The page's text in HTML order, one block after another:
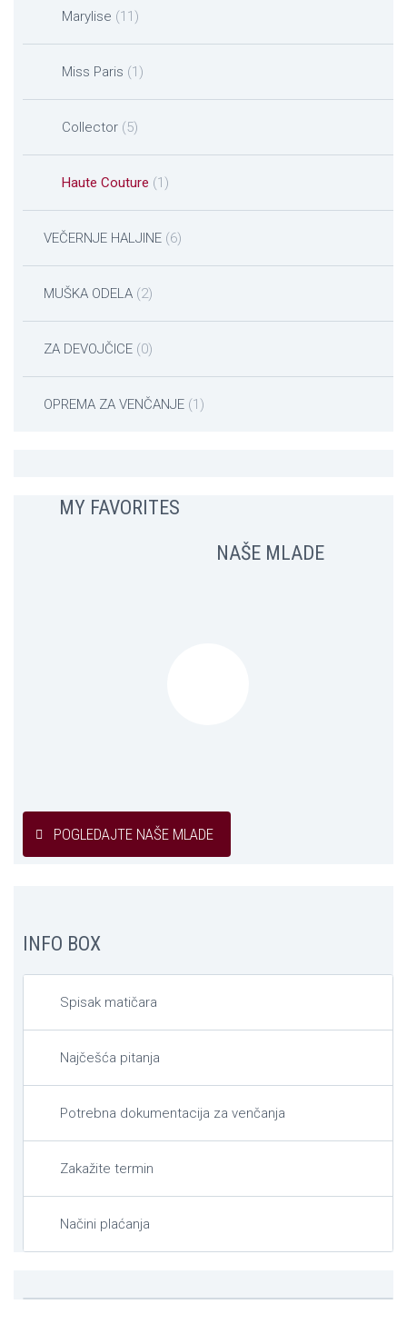
Marylise (11)
Miss Paris (1)
Collector (5)
Haute Couture (1)
VEČERNJE HALJINE (6)
MUŠKA ODELA (2)
ZA DEVOJČICE (0)
OPREMA ZA VENČANJE (1)
MY FAVORITES
NAŠE MLADE
POGLEDAJTE NAŠE MLADE
INFO BOX
Spisak matičara
Najčešća pitanja
Potrebna dokumentacija za venčanja
Zakažite termin
Načini plaćanja